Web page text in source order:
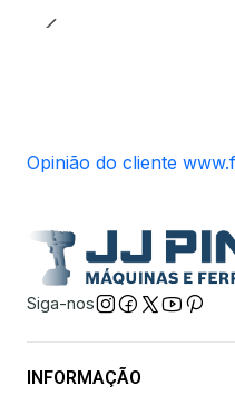
Opinião do cliente
Siga-nos
INFORMAÇÃO